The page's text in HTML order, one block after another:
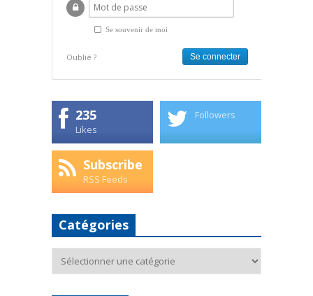
Se souvenir de moi
Oublié ?
235
Likes
Followers
Subscribe
RSS Feeds
Catégories